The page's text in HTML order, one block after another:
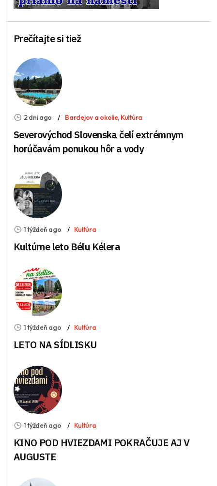
Prečítajte si tiež
2 dni ago Bardejov a okolie, Kultúra
Severovýchod Slovenska čelí extrémnym
horúčavám ponukou hôr a vody
1 týždeň ago Kultúra
Kultúrne leto Bélu Kélera
1 týždeň ago Kultúra
LETO NA SÍDLISKU
1 týždeň ago Kultúra
KINO POD HVIEZDAMI POKRAČUJE AJ V
AUGUSTE